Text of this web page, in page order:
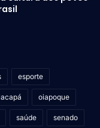
esporte
oiapoque
saúde senado